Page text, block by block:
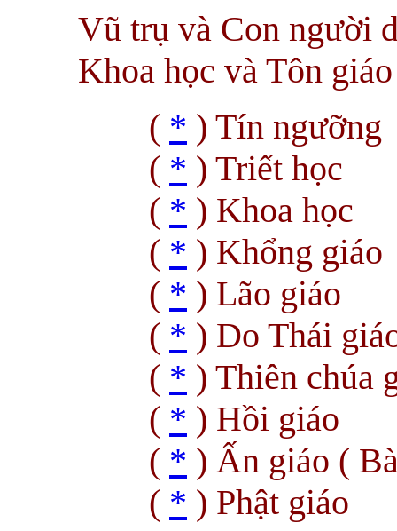
Vũ trụ và Con người
Khoa học và Tôn
( * ) Tín ngưỡng
( * ) Triết học
( * ) Khoa học
( * ) Khổng giáo
( * ) Lão giáo
( * ) Do Thái
( * ) Thiên chúa
( * ) Hồi giáo
( * ) Ấn giáo (
( * ) Phật giáo